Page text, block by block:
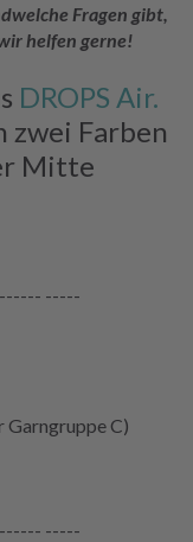
Fragen gibt,
helfen gerne!
DROPS Air.
Farben
Mitte
-----
Garngruppe C)
-----